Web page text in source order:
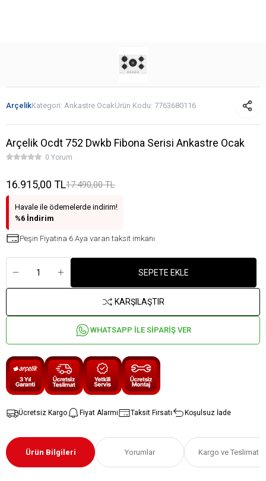
ArçelikKategori: Ankastre OcakÜrün Kodu: 7763680116
Arçelik Ocdt 752 Dwkb Fibona Serisi Ankastre Ocak
0 Yorum
16.915,00 TL17.490,00 TL
Havale ile ödemelerde indirim!
%6 İndirim
Peşin Fiyatına 6 Aya varan taksit imkanı
SEPETE EKLE
KARŞILAŞTIR
WHATSAPP İLE SİPARİŞ VER
Ücretsiz Kargo Fiyat Alarmı Taksit Fırsatı Koşulsuz İade
Ürün Bilgileri Yorumlar Kargo ve Teslimat